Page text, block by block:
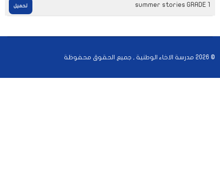
تحميل summer stories GRADE 1
© 2026 مدرسة الاخاء الوطنية , جميع الحقوق محفوظة